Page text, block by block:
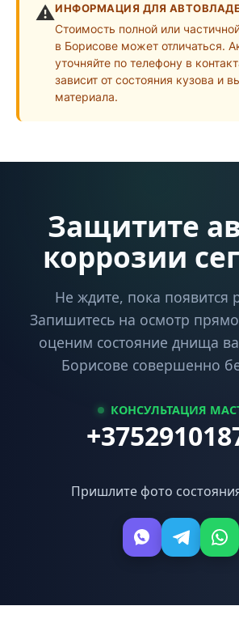
⚠️ИНФОРМАЦИЯ ДЛЯ
Стоимость полной или
в Борисове может отличаться.
уточняйте по телефону в
зависит от состояния кузова и
материала.
Защитите
коррозии
Не ждите, пока появится
Запишитесь на осмотр
оценим состояние днища
Борисове совершенно
КОНСУЛЬТАЦИЯ
Пришлите фото